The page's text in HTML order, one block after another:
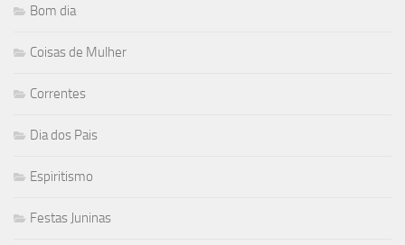
Bom dia
Coisas de Mulher
Correntes
Dia dos Pais
Espiritismo
Festas Juninas